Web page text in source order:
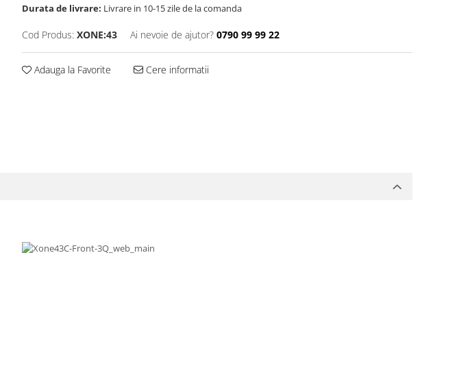
Durata de livrare: Livrare in 10-15 zile de la comanda
Cod Produs: XONE:43 Ai nevoie de ajutor? 0790 99 99 22
Adauga la Favorite Cere informatii